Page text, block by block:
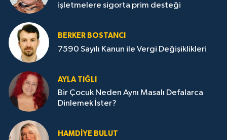
işletmelere sigorta prim desteği
BERKER BOSTANCI
7590 Sayılı Kanun ile Vergi Değişiklikleri
AYLA TIĞLI
Bir Çocuk Neden Aynı Masalı Defalarca
Dinlemek İster?
HAMDIYE BULUT